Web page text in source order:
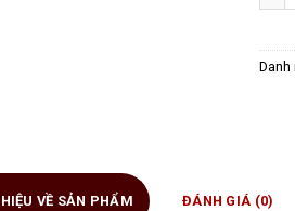
VỀ SẢN PHẨM ĐÁNH GIÁ (0)